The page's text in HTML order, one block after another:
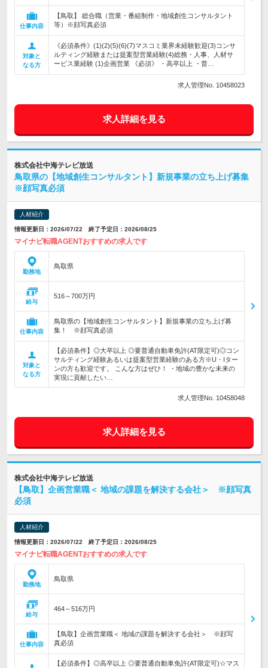
仕事内容
【鳥取】 総合職（営業・番組制作・地域創生コンサルタント
等）※顔写真必須
対象と
なる方
《必須条件》(1)(2)(5)(6)(7)マスコミ業界未経験歓迎(3)コンサ
ルティング経験または提案型営業経験(4)総務・人事、人材サ
ービス業経験 (1)企画営業 《必須》 ・高卒以上 ・普…
求人管理No. 10458023
求人詳細を見る
株式会社中海テレビ放送
鳥取県の【地域創生コンサルタント】新規事業の立ち上げ募集
※顔写真必須
人材紹介
情報更新日：2026/07/22 終了予定日：2026/08/25
マイナビ転職AGENTおすすめの求人です
勤務地
鳥取県
給与
516～700万円
仕事内容
鳥取県の【地域創生コンサルタント】新規事業の立ち上げ募
集！ ※顔写真必須
対象と
なる方
【必須条件】◎大卒以上 ◎要普通自動車免許(AT限定可)◎コン
サルティング経験あるいは提案型営業経験のある方※U・Iター
ンの方も歓迎です。 こんな方はぜひ！ ・地域の豊かな未来の
実現に貢献したい…
求人管理No. 10458048
求人詳細を見る
株式会社中海テレビ放送
【鳥取】企画営業職＜ 地域の課題を解決する会社＞ ※顔写真
必須
人材紹介
情報更新日：2026/07/22 終了予定日：2026/08/25
マイナビ転職AGENTおすすめの求人です
勤務地
鳥取県
給与
464～516万円
仕事内容
【鳥取】企画営業職＜ 地域の課題を解決する会社＞ ※顔写
真必須
【必須条件】◎高卒以上 ◎要普通自動車免許(AT限定可)☆マス